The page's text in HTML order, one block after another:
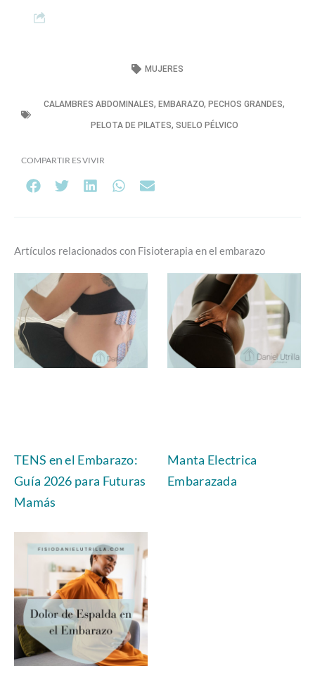
MUJERES
CALAMBRES ABDOMINALES, EMBARAZO, PECHOS GRANDES,
PELOTA DE PILATES, SUELO PÉLVICO
COMPARTIR ES VIVIR
Artículos relacionados con Fisioterapia en el embarazo
TENS en el Embarazo:
Guía 2026 para Futuras
Mamás
Manta Electrica
Embarazada